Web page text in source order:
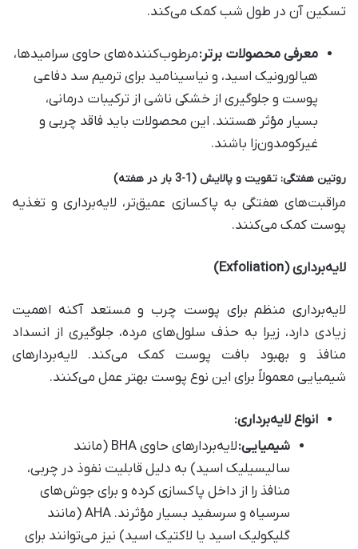
تسکین آن در طول شب کمک می‌کند.
معرفی محصولات برتر:مرطوب‌کننده‌های حاوی سرامیدها،
هیالورونیک اسید، و نیاسینامید برای ترمیم سد دفاعی
پوست و جلوگیری از خشکی ناشی از ترکیبات درمانی،
بسیار مؤثر هستند. این محصولات باید فاقد چربی و
غیرکومدون‌زا باشند.
روتین هفتگی: تقویت و پالایش (1-3 بار در هفته)
مراقبت‌های هفتگی به پاکسازی عمیق‌تر، لایه‌برداری و تغذیه
پوست کمک می‌کنند.
لایه‌برداری(Exfoliation)
لایه‌برداری منظم برای پوست چرب و مستعد آکنه اهمیت
زیادی دارد، زیرا به حذف سلول‌های مرده، جلوگیری از انسداد
منافذ و بهبود بافت پوست کمک می‌کند. لایه‌بردارهای
شیمیایی معمولاً برای این نوع پوست بهتر عمل می‌کنند.
انواع لایه‌برداری:
شیمیایی:
لایه‌بردارهای حاوی BHA (مانند
سالیسیلیک اسید) به دلیل قابلیت نفوذ در چربی،
منافذ را از داخل پاکسازی کرده و برای جوش‌های
سرسیاه و سرسفید بسیار مؤثرند. AHA (مانند
گلیکولیک اسید یا لاکتیک اسید) نیز می‌توانند برای